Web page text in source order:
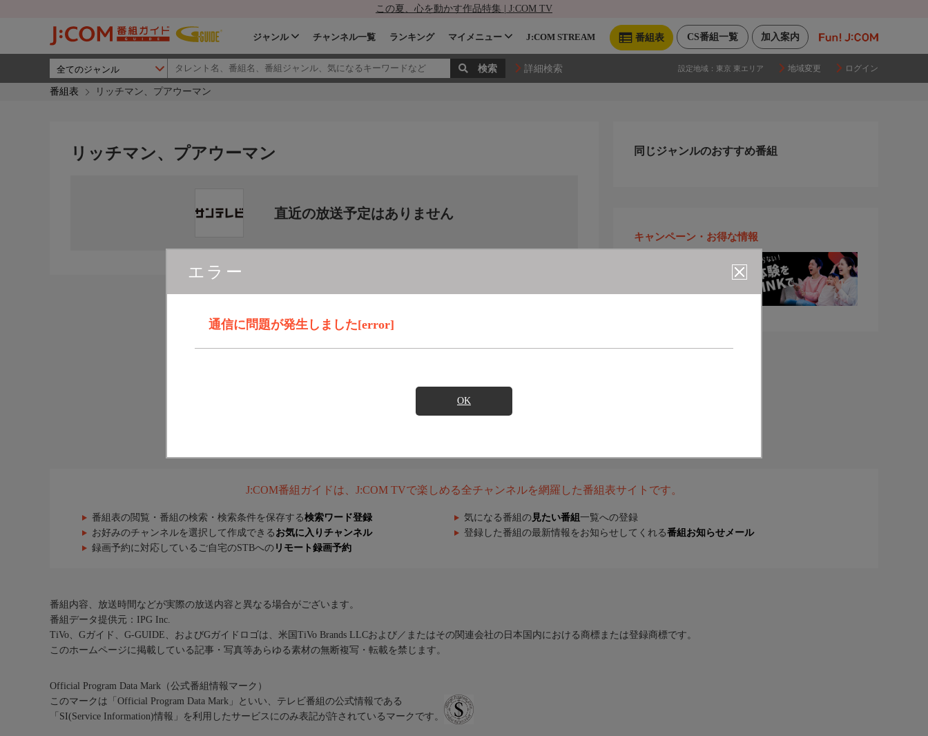
この夏、心を動かす作品特集 | J:COM TV
加入案内
CS番組一覧
番組表
ジャンル チャンネル一覧 ランキング マイメニュー J:COM STREAM
詳細検索 設定地域： 東京 東エリア 地域変更 ログイン
番組表 リッチマン、プアウーマン
エラー
通信に問題が発生しました[error]
OK
リッチマン、プアウーマン
直近の放送予定はありません
同じジャンルのおすすめ番組
キャンペーン・お得な情報
J:COM番組ガイドは、J:COM TVで楽しめる全チャンネルを網羅した番組表サイトです。
番組表の閲覧・番組の検索・検索条件を保存する検索ワード登録 気になる番組の 見たい番組 一覧への登録
お好みのチャンネルを選択して作成できる お気に入りチャンネル 登録した番組の最新情報をお知らせしてくれる番組お知らせメール
録画予約に対応しているご自宅のSTBへの リモート録画予約
番組内容、放送時間などが実際の放送内容と異なる場合がございます。
番組データ提供元：IPG Inc.
TiVo、Gガイド、G-GUIDE、およびGガイドロゴは、米国TiVo Brands LLCおよび／またはその関連会社の日本国内における商標または登録商標です。
このホームページに掲載している記事・写真等あらゆる素材の無断複写・転載を禁じます。
Official Program Data Mark（公式番組情報マーク）
このマークは「Official Program Data Mark」といい、テレビ番組の公式情報である
「SI(Service Information)情報」を利用したサービスにのみ表記が許されているマークです。